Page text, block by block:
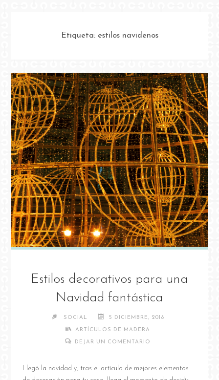
Etiqueta: estilos navidenos
Estilos decorativos para una
Navidad fantástica
SOCIAL 5 DICIEMBRE, 2018
ARTÍCULOS DE MADERA
DEJAR UN COMENTARIO
Llegó la navidad y, tras el artículo de mejores elementos